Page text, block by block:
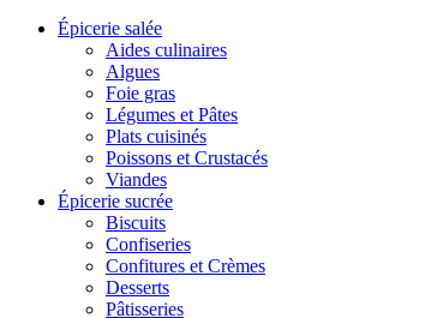
Épicerie salée
Aides culinaires
Algues
Foie gras
Légumes et Pâtes
Plats cuisinés
Poissons et Crustacés
Viandes
Épicerie sucrée
Biscuits
Confiseries
Confitures et Crèmes
Desserts
Pâtisseries